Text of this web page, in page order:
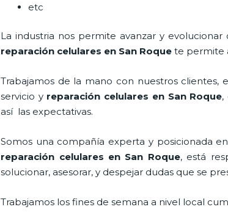
etc
La industria nos permite avanzar y
reparación celulares en San Roque te permite
Trabajamos de la mano con nuestros
servicio y reparación celulares en San Roque,
así las expectativas.
Somos una compañía experta y posicionada
reparación celulares en San Roque, está
solucionar, asesorar, y despejar dudas que se
Trabajamos los fines de semana a nivel local